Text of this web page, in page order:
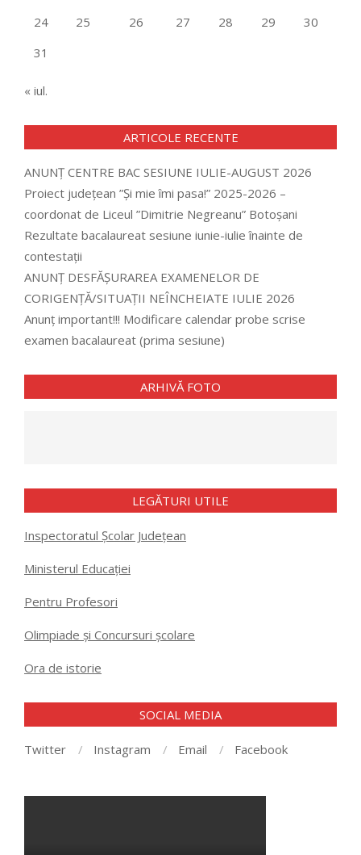
24
25 26 27 28 29
30
31
« iul.
ARTICOLE RECENTE
ANUNȚ CENTRE BAC SESIUNE IULIE-AUGUST 2026
Proiect județean ”Și mie îmi pasa!” 2025-2026 –
coordonat de Liceul ”Dimitrie Negreanu” Botoșani
Rezultate bacalaureat sesiune iunie-iulie înainte de
contestații
ANUNȚ DESFĂȘURAREA EXAMENELOR DE
CORIGENȚĂ/SITUAȚII NEÎNCHEIATE IULIE 2026
Anunț important!!! Modificare calendar probe scrise
examen bacalaureat (prima sesiune)
ARHIVĂ FOTO
LEGĂTURI UTILE
Inspectoratul Școlar Județean
Ministerul Educației
Pentru Profesori
Olimpiade și Concursuri școlare
Ora de istorie
SOCIAL MEDIA
Twitter Instagram Email Facebook